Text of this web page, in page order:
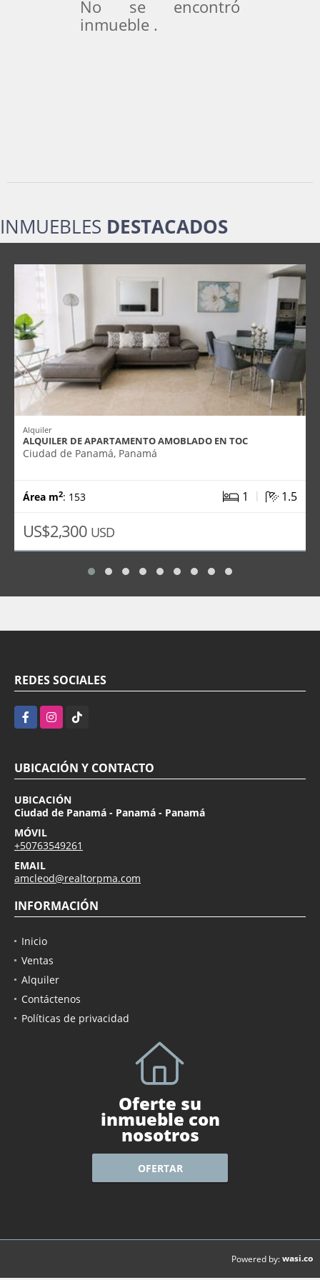
No se encontró
inmueble .
INMUEBLES DESTACADOS
Alquiler
ALQUILER DE APARTAMENTO AMOBLADO EN TOC
Ciudad de Panamá, Panamá
Área m2: 153 1 | 1.5
US$2,300 USD
REDES SOCIALES
FacebookInstagramTikTok
UBICACIÓN Y CONTACTO
UBICACIÓN
Ciudad de Panamá - Panamá - Panamá
MÓVIL
+50763549261
EMAIL
amcleod@realtorpma.com
INFORMACIÓN
Inicio
Ventas
Alquiler
Contáctenos
Políticas de privacidad
Oferte su
inmueble con
nosotros
OFERTAR
Powered by:wasi.co